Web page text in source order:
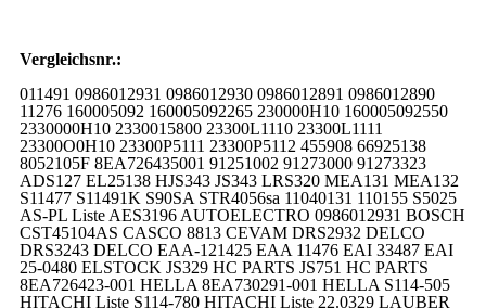
Vergleichsnr.:
011491 0986012931 0986012930 0986012891 0986012890
11276 160005092 160005092265 230000H10 160005092550
2330000H10 2330015800 23300L1110 23300L1111
23300O0H10 23300P5111 23300P5112 455908 66925138
8052105F 8EA726435001 91251002 91273000 91273323
ADS127 EL25138 HJS343 JS343 LRS320 MEA131 MEA132
S11477 S11491K S90SA STR4056sa 11040131 110155 S5025
AS-PL Liste AES3196 AUTOELECTRO 0986012931 BOSCH
CST45104AS CASCO 8813 CEVAM DRS2932 DELCO
DRS3243 DELCO EAA-121425 EAA 11476 EAI 33487 EAI
25-0480 ELSTOCK JS329 HC PARTS JS751 HC PARTS
8EA726423-001 HELLA 8EA730291-001 HELLA S114-505
HITACHI Liste S114-780 HITACHI Liste 22.0329 LAUBER